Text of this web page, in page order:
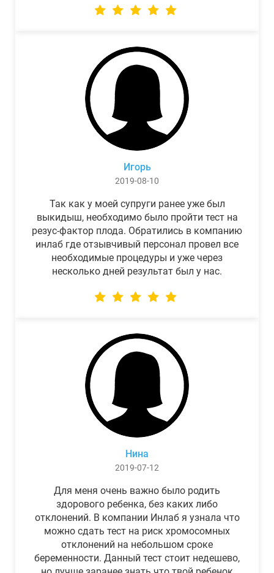
Игорь
2019-08-10
Так как у моей супруги ранее уже был
выкидыш, необходимо было пройти тест на
резус-фактор плода. Обратились в компанию
инлаб где отзывчивый персонал провел все
необходимые процедуры и уже через
несколько дней результат был у нас.
Нина
2019-07-12
Для меня очень важно было родить
здорового ребенка, без каких либо
отклонений. В компании Инлаб я узнала что
можно сдать тест на риск хромосомных
отклонений на небольшом сроке
беременности. Данный тест стоит недешево,